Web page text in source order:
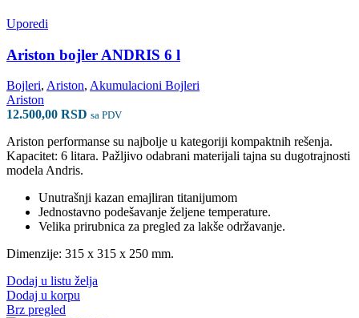
biti
izabrane
na
stranici
proizvoda.
Uporedi
Ariston bojler ANDRIS 6 l
Bojleri, Ariston, Akumulacioni Bojleri
Ariston
12.500,00 RSD sa PDV
Ariston performanse su najbolje u kategoriji kompaktnih rešenja.
Kapacitet: 6 litara. Pažljivo odabrani materijali tajna su dugotrajnosti
modela Andris.
Unutrašnji kazan emajliran titanijumom
Jednostavno podešavanje željene temperature.
Velika prirubnica za pregled za lakše održavanje.
Dimenzije: 315 x 315 x 250 mm.
Dodaj u listu želja
Dodaj u korpu
Brz pregled